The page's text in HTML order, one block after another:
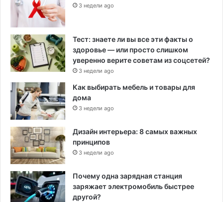
3 недели ago
Тест: знаете ли вы все эти факты о
здоровье — или просто слишком
уверенно верите советам из соцсетей?
3 недели ago
Как выбирать мебель и товары для
дома
3 недели ago
Дизайн интерьера: 8 самых важных
принципов
3 недели ago
Почему одна зарядная станция
заряжает электромобиль быстрее
другой?